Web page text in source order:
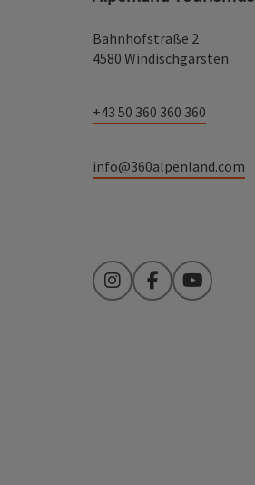
Bahnhofstraße 2
4580 Windischgarsten
+43 50 360 360 360
info@360alpenland.com
InstagramFacebookYouTube